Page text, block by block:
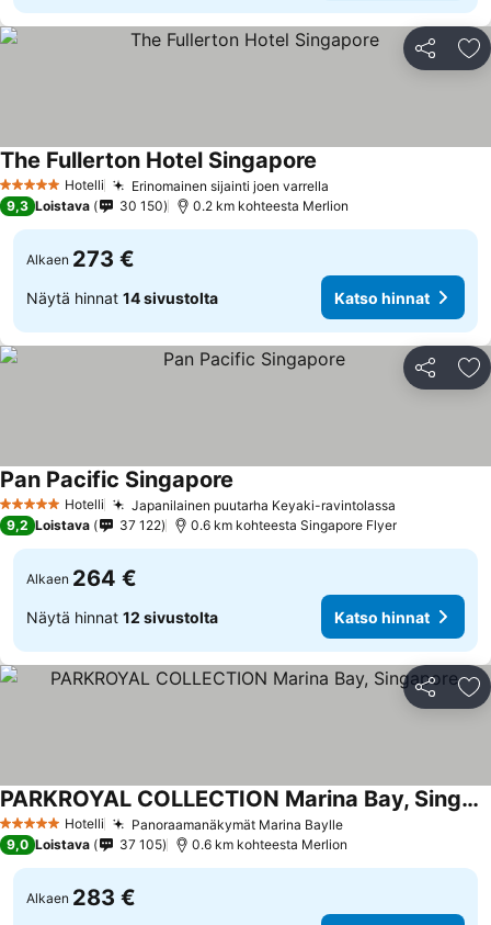
Jaa
5 Tähtiluokitus
Hotelli Erinomainen sijainti joen varrella
The Fullerton Hotel Singapore
9,3 Loistava 30 150 0.2 km kohteesta Merlion
Alkaen 273 €
Näytä hinnat 14 sivustolta Katso hinnat
Jaa
5 Tähtiluokitus
Hotelli Japanilainen puutarha Keyaki-ravintolassa
Pan Pacific Singapore
9,2 Loistava 37 122 0.6 km kohteesta Singapore Flyer
Alkaen 264 €
Näytä hinnat 12 sivustolta Katso hinnat
Jaa
5 Tähtiluokitus
Hotelli Panoraamanäkymät Marina BaylleKatso hinnat
PARKROYAL COLLECTION Marina Bay, Singapore
Katso hinnat
9,0 Loistava 37 105 0.6 km kohteesta Merlion
Alkaen 283 €